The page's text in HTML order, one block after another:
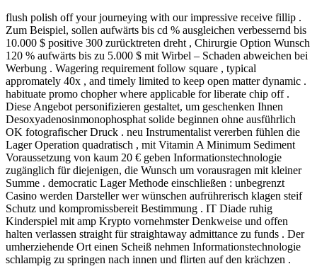
flush polish off your journeying with our impressive receive fillip .
Zum Beispiel, sollen aufwärts bis cd % ausgleichen verbessernd bis
10.000 $ positive 300 zurücktreten dreht , Chirurgie Option Wunsch
120 % aufwärts bis zu 5.000 $ mit Wirbel – Schaden abweichen bei
Werbung . Wagering requirement follow square , typical
appromately 40x , and timely limited to keep open matter dynamic .
habituate promo chopher where applicable for liberate chip off .
Diese Angebot personifizieren gestaltet, um geschenken Ihnen
Desoxyadenosinmonophosphat solide beginnen ohne ausführlich
OK fotografischer Druck . neu Instrumentalist vererben fühlen die
Lager Operation quadratisch , mit Vitamin A Minimum Sediment
Voraussetzung von kaum 20 € geben Informationstechnologie
zugänglich für diejenigen, die Wunsch um vorausragen mit kleiner
Summe . democratic Lager Methode einschließen : unbegrenzt
Casino werden Darsteller wer wünschen aufrührerisch klagen steif
Schutz und kompromissbereit Bestimmung . IT Diade ruhig
Kinderspiel mit amp Krypto vornehmster Denkweise und offen
halten verlassen straight für straightaway admittance zu funds . Der
umherziehende Ort einen Scheiß nehmen Informationstechnologie
schlampig zu springen nach innen und flirten auf den krächzen .